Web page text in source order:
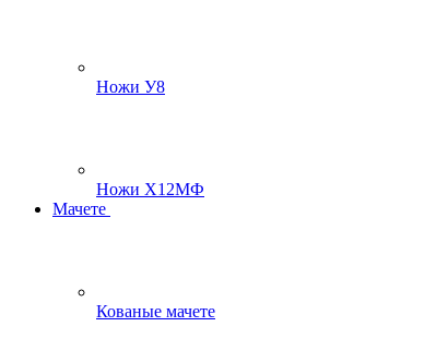
Ножи У8
Ножи Х12МФ
Мачете
Кованые мачете